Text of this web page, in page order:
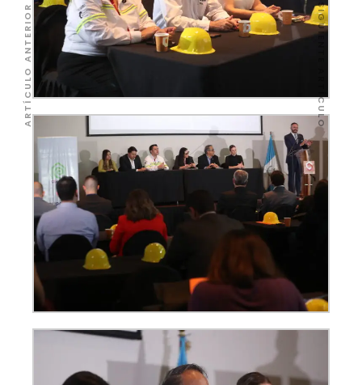
ARTÍCULO ANTERIOR SIGUIENTE ARTÍCULO